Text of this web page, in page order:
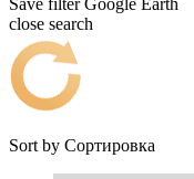
Save filter Google Earth
close search
Sort by Сортировка